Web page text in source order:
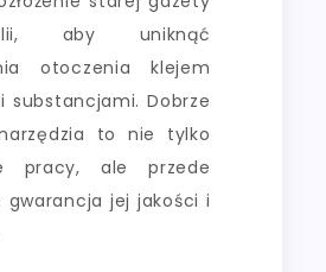
aby uniknąć
otoczenia klejem
substancjami. Dobrze
to nie tylko
pracy, ale przede
gwarancja jej jakości i